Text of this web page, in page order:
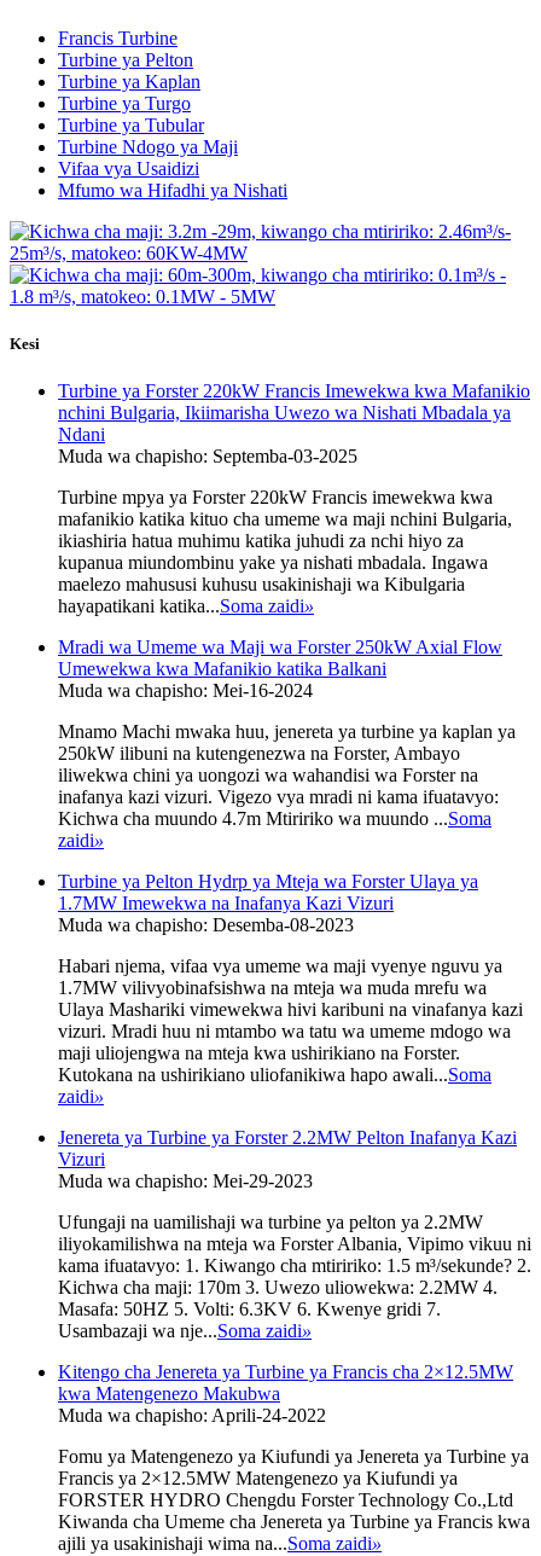
Francis Turbine
Turbine ya Pelton
Turbine ya Kaplan
Turbine ya Turgo
Turbine ya Tubular
Turbine Ndogo ya Maji
Vifaa vya Usaidizi
Mfumo wa Hifadhi ya Nishati
Kesi
Turbine ya Forster 220kW Francis Imewekwa kwa Mafanikio
nchini Bulgaria, Ikiimarisha Uwezo wa Nishati Mbadala ya
Ndani
Muda wa chapisho: Septemba-03-2025
Turbine mpya ya Forster 220kW Francis imewekwa kwa
mafanikio katika kituo cha umeme wa maji nchini Bulgaria,
ikiashiria hatua muhimu katika juhudi za nchi hiyo za
kupanua miundombinu yake ya nishati mbadala. Ingawa
maelezo mahususi kuhusu usakinishaji wa Kibulgaria
hayapatikani katika...Soma zaidi»
Mradi wa Umeme wa Maji wa Forster 250kW Axial Flow
Umewekwa kwa Mafanikio katika Balkani
Muda wa chapisho: Mei-16-2024
Mnamo Machi mwaka huu, jenereta ya turbine ya kaplan ya
250kW ilibuni na kutengenezwa na Forster, Ambayo
iliwekwa chini ya uongozi wa wahandisi wa Forster na
inafanya kazi vizuri. Vigezo vya mradi ni kama ifuatavyo:
Kichwa cha muundo 4.7m Mtiririko wa muundo ...Soma
zaidi»
Turbine ya Pelton Hydrp ya Mteja wa Forster Ulaya ya
1.7MW Imewekwa na Inafanya Kazi Vizuri
Muda wa chapisho: Desemba-08-2023
Habari njema, vifaa vya umeme wa maji vyenye nguvu ya
1.7MW vilivyobinafsishwa na mteja wa muda mrefu wa
Ulaya Mashariki vimewekwa hivi karibuni na vinafanya kazi
vizuri. Mradi huu ni mtambo wa tatu wa umeme mdogo wa
maji uliojengwa na mteja kwa ushirikiano na Forster.
Kutokana na ushirikiano uliofanikiwa hapo awali...Soma
zaidi»
Jenereta ya Turbine ya Forster 2.2MW Pelton Inafanya Kazi
Vizuri
Muda wa chapisho: Mei-29-2023
Ufungaji na uamilishaji wa turbine ya pelton ya 2.2MW
iliyokamilishwa na mteja wa Forster Albania, Vipimo vikuu ni
kama ifuatavyo: 1. Kiwango cha mtiririko: 1.5 m³/sekunde? 2.
Kichwa cha maji: 170m 3. Uwezo uliowekwa: 2.2MW 4.
Masafa: 50HZ 5. Volti: 6.3KV 6. Kwenye gridi 7.
Usambazaji wa nje...Soma zaidi»
Kitengo cha Jenereta ya Turbine ya Francis cha 2×12.5MW
kwa Matengenezo Makubwa
Muda wa chapisho: Aprili-24-2022
Fomu ya Matengenezo ya Kiufundi ya Jenereta ya Turbine ya
Francis ya 2×12.5MW Matengenezo ya Kiufundi ya
FORSTER HYDRO Chengdu Forster Technology Co.,Ltd
Kiwanda cha Umeme cha Jenereta ya Turbine ya Francis kwa
ajili ya usakinishaji wima na...Soma zaidi»